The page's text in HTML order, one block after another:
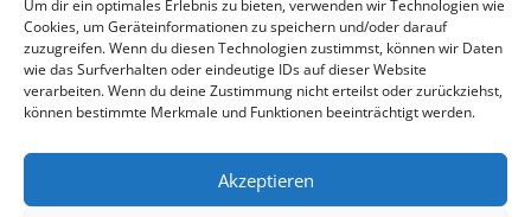
Um dir ein optimales Erlebnis zu bieten, verwenden wir Technologien wie
Cookies, um Geräteinformationen zu speichern und/oder darauf
zuzugreifen. Wenn du diesen Technologien zustimmst, können wir Daten
wie das Surfverhalten oder eindeutige IDs auf dieser Website
verarbeiten. Wenn du deine Zustimmung nicht erteilst oder zurückziehst,
können bestimmte Merkmale und Funktionen beeinträchtigt werden.
Akzeptieren